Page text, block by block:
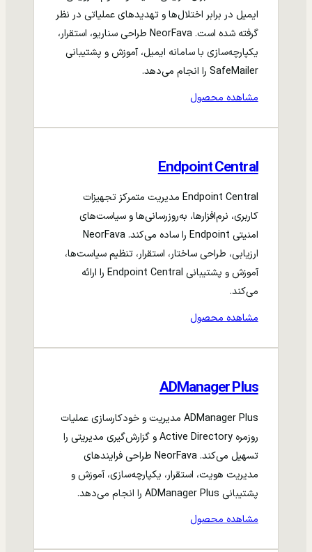
ایمیل در برابر اختلال‌ها و تهدیدهای عملیاتی در نظر
گرفته شده است. NeorFava طراحی سناریو، استقرار،
یکپارچه‌سازی با سامانه ایمیل، آموزش و پشتیبانی
SafeMailer را انجام می‌دهد.
مشاهده محصول
Endpoint Central
Endpoint Central مدیریت متمرکز تجهیزات
کاربری، نرم‌افزارها، به‌روزرسانی‌ها و سیاست‌های
امنیتی Endpoint را ساده می‌کند. NeorFava
ارزیابی، طراحی ساختار، استقرار، تنظیم سیاست‌ها،
آموزش و پشتیبانی Endpoint Central را ارائه
می‌کند.
مشاهده محصول
ADManager Plus
ADManager Plus مدیریت و خودکارسازی عملیات
روزمره Active Directory و گزارش‌گیری مدیریتی را
تسهیل می‌کند. NeorFava طراحی فرایندهای
مدیریت هویت، استقرار، یکپارچه‌سازی، آموزش و
پشتیبانی ADManager Plus را انجام می‌دهد.
مشاهده محصول